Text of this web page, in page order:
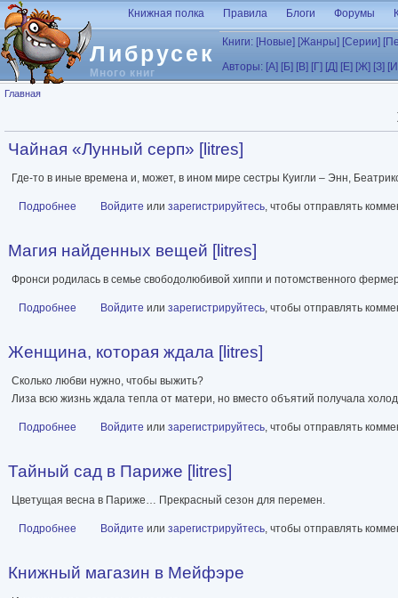
Перейти к основному содержанию
Либрусек
Много книг
Книжная полка Правила Блоги Форумы
Книги: [Новые] [Жанры] [Серии]
Авторы: [А] [Б] [В] [Г] [Д] [Е] [Ж] [З]
Вы здесь
Главная
Чайная «Лунный серп» [litres]
Где-то в иные времена и, может, в ином мире сестры Куигли – Энн,
Подробнее о Чайная «Лунный серп» [litres]
Войдите или зарегистрируйтесь, чтобы отправлять
Магия найденных вещей [litres]
Фронси родилась в семье свободолюбивой хиппи и потомственного
Подробнее о Магия найденных вещей [litres]
Войдите или зарегистрируйтесь, чтобы отправлять
Женщина, которая ждала [litres]
Сколько любви нужно, чтобы выжить?
Лиза всю жизнь ждала тепла от матери, но вместо объятий получала
Подробнее о Женщина, которая ждала [litres]
Войдите или зарегистрируйтесь, чтобы отправлять
Тайный сад в Париже [litres]
Цветущая весна в Париже… Прекрасный сезон для перемен.
Подробнее о Тайный сад в Париже [litres]
Войдите или зарегистрируйтесь, чтобы отправлять
Книжный магазин в Мейфэре